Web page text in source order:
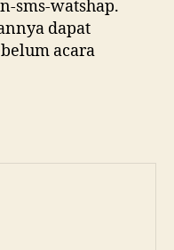
sms-watshap.
dapat
acara